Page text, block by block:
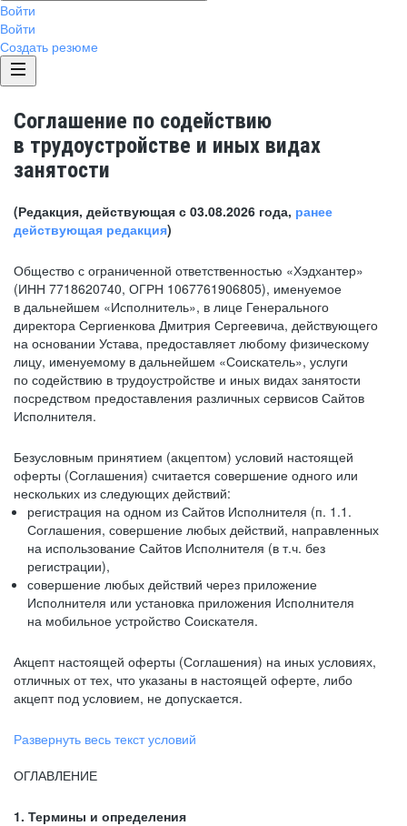
Войти
Войти
Создать резюме
Соглашение по содействию
в трудоустройстве и иных видах
занятости
(Редакция, действующая с 03.08.2026 года, ранее
действующая редакция)
Общество с ограниченной ответственностью «Хэдхантер»
(ИНН 7718620740, ОГРН 1067761906805), именуемое
в дальнейшем «Исполнитель», в лице Генерального
директора Сергиенкова Дмитрия Сергеевича, действующего
на основании Устава, предоставляет любому физическому
лицу, именуемому в дальнейшем «Соискатель», услуги
по содействию в трудоустройстве и иных видах занятости
посредством предоставления различных сервисов Сайтов
Исполнителя.
Безусловным принятием (акцептом) условий настоящей
оферты (Соглашения) считается совершение одного или
нескольких из следующих действий:
регистрация на одном из Сайтов Исполнителя (п. 1.1.
Соглашения, совершение любых действий, направленных
на использование Сайтов Исполнителя (в т.ч. без
регистрации),
совершение любых действий через приложение
Исполнителя или установка приложения Исполнителя
на мобильное устройство Соискателя.
Акцепт настоящей оферты (Соглашения) на иных условиях,
отличных от тех, что указаны в настоящей оферте, либо
акцепт под условием, не допускается.
Развернуть весь текст условий
ОГЛАВЛЕНИЕ
1. Термины и определения